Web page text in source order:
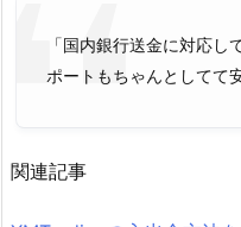
「国内銀行送金に対応
ポートもちゃんとしてて
関連記事